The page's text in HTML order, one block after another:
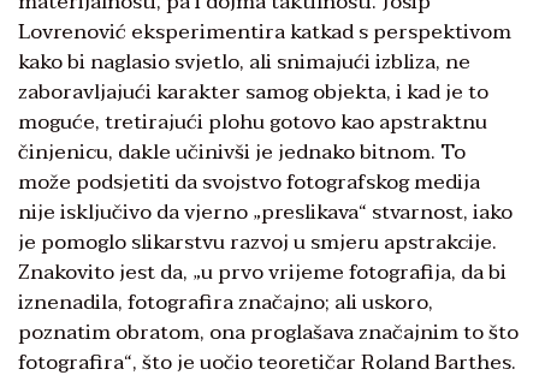
Lovrenović eksperimentira katkad s perspektivom
kako bi naglasio svjetlo, ali snimajući izbliza, ne
zaboravljajući karakter samog objekta, i kad je to
moguće, tretirajući plohu gotovo kao aps­traktnu
činjenicu, dakle učinivši je jednako bitnom. To
može podsjetiti da svojstvo fotografskog medija
nije isključivo da vjerno „preslikava“ stvarnost, iako
je pomoglo slikarstvu razvoj u smjeru apstrakcije.
Znakovito jest da, „u prvo vrijeme fotografija, da bi
iznenadila, fotografira značajno; ali uskoro,
poznatim obratom, ona proglašava značajnim to što
fotografira“, što je uočio teoretičar Roland Barthes.